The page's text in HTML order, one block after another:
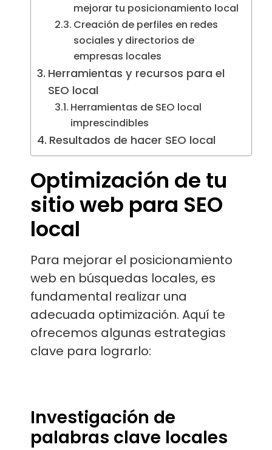
mejorar tu posicionamiento local
Creación de perfiles en redes
sociales y directorios de
empresas locales
Herramientas y recursos para el
SEO local
Herramientas de SEO local
imprescindibles
Resultados de hacer SEO local
Optimización de tu
sitio web para SEO
local
Para mejorar el posicionamiento
web en búsquedas locales, es
fundamental realizar una
adecuada optimización. Aquí te
ofrecemos algunas estrategias
clave para lograrlo:
Investigación de
palabras clave locales